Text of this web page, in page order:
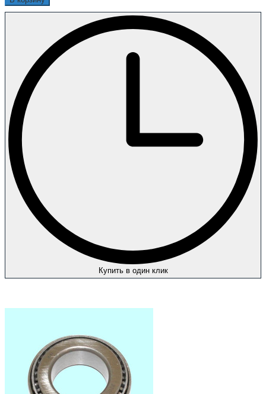
Купить в один клик